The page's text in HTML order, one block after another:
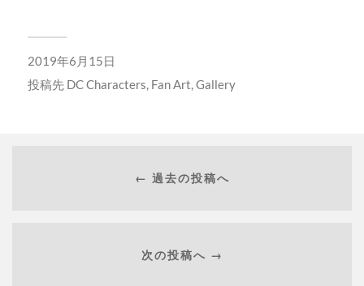
2019年6月15日
投稿先 DC Characters, Fan Art,Gallery
← 過去の投稿へ
次の投稿へ →